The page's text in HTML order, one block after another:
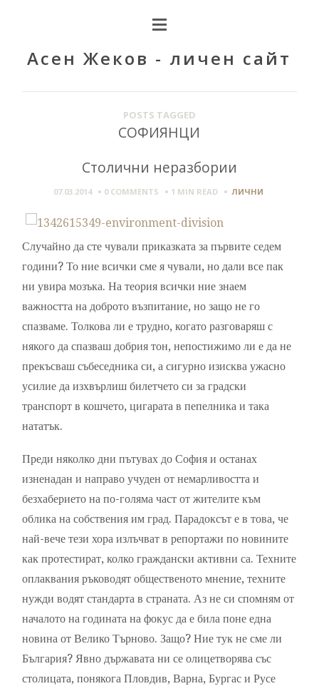
Асен Жеков - личен сайт
POSTS TAGGED
СОФИЯНЦИ
Столични неразбории
07.03.2014 0 COMMENTS 1 MIN READ ЛИЧНИ
Случайно да сте чували приказката за първите седем
години? То ние всички сме я чували, но дали все пак
ни увира мозъка. На теория всички ние знаем
важността на доброто възпитание, но защо не го
спазваме. Толкова ли е трудно, когато разговаряш с
някого да спазваш добрия тон, непостижимо ли е да не
прекъсваш събеседника си, а сигурно изисква ужасно
усилие да изхвърлиш билетчето си за градски
транспорт в кошчето, цигарата в пепелника и така
нататък.
Преди няколко дни пътувах до София и останах
изненадан и направо учуден от немарливостта и
безхаберието на по-голяма част от жителите към
облика на собствения им град. Парадоксът е в това, че
най-вече тези хора излъчват в репортажи по новините
как протестират, колко граждански активни са. Техните
оплаквания ръководят общественото мнение, техните
нужди водят стандарта в страната. Аз не си спомням от
началото на годината на фокус да е била поне една
новина от Велико Търново. Защо? Ние тук не сме ли
България? Явно държавата ни се олицетворява със
столицата, понякога Пловдив, Варна, Бургас и Русе